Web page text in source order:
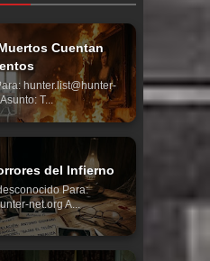
Cuentan
hunter.list@hunter-
T...
del Infierno
Para:
net.org A...